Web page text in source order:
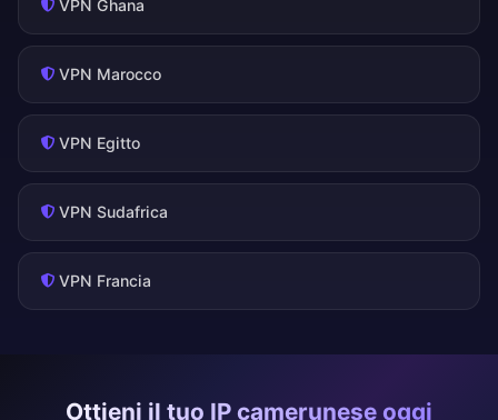
VPN Ghana
VPN Marocco
VPN Egitto
VPN Sudafrica
VPN Francia
Ottieni il tuo IP camerunese oggi